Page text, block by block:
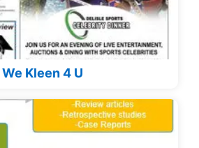
We Kleen 4 U